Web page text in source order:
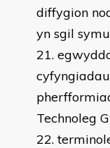
diffygion
yn sgil
Technoleg